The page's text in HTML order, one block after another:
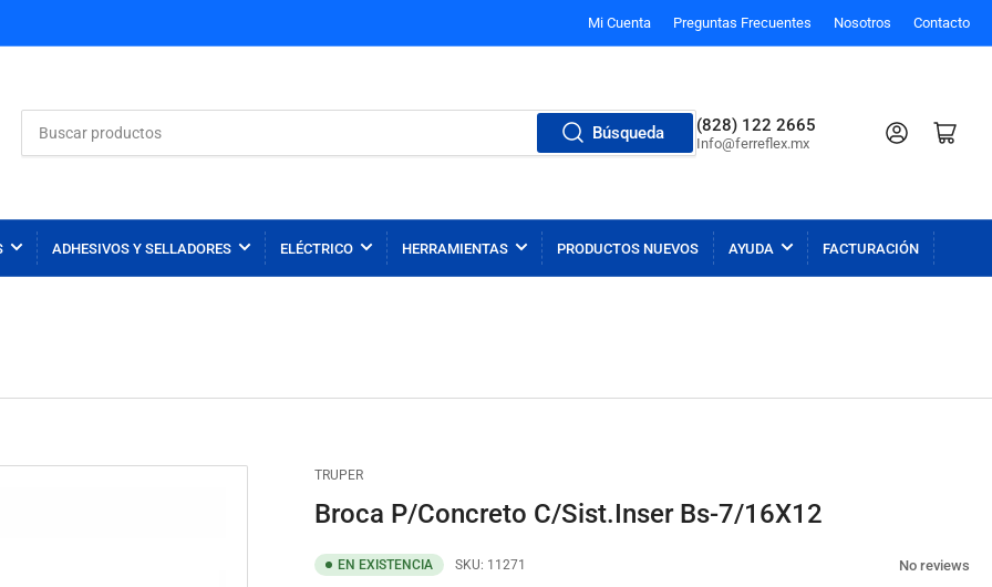
Mi Cuenta Preguntas Frecuentes Nosotros Contacto
productos
Búsqueda (828) 122 2665
Info@ferreflex.mx
Iniciar sesiónAbrir carrito
ADHESIVOS Y SELLADORES ELÉCTRICO HERRAMIENTAS PRODUCTOS NUEVOS AYUDA FACTURACIÓN
TRUPER
Broca P/Concreto C/Sist.Inser Bs-7/16X12
EN EXISTENCIA SKU: 11271 No reviews